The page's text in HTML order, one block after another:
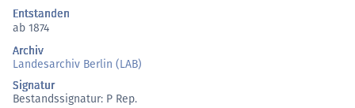
Entstanden
ab 1874
Archiv
Landesarchiv Berlin (LAB)
Signatur
Bestandssignatur: P Rep.